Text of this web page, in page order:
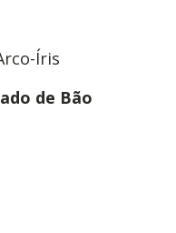
Íris
de Bão